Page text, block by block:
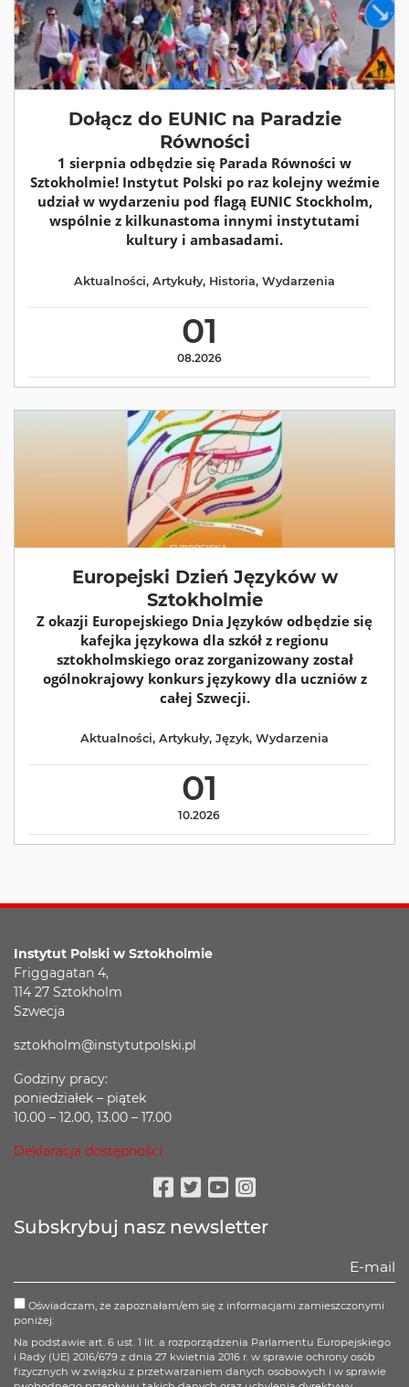
Dołącz do EUNIC na Paradzie
Równości
1 sierpnia odbędzie się Parada Równości w
Sztokholmie! Instytut Polski po raz kolejny weźmie
udział w wydarzeniu pod flagą EUNIC Stockholm,
wspólnie z kilkunastoma innymi instytutami
kultury i ambasadami.
01
08.2026
Aktualności, Artykuły, Historia, Wydarzenia
Europejski Dzień Języków w
Sztokholmie
Z okazji Europejskiego Dnia Języków odbędzie się
kafejka językowa dla szkół z regionu
sztokholmskiego oraz zorganizowany został
ogólnokrajowy konkurs językowy dla uczniów z
całej Szwecji.
01
10.2026
Aktualności, Artykuły, Język, Wydarzenia
Instytut Polski w Sztokholmie
Friggagatan 4,
114 27 Sztokholm
Szwecja
sztokholm@instytutpolski.pl
Godziny pracy:
poniedziałek – piątek
10.00 – 12.00, 13.00 – 17.00
Deklaracja dostępności
Facebook
Twitter
Youtube
Instagram
Subskrybuj nasz newsletter
Oświadczam, że zapoznałam/em się z informacjami zamieszczonymi
poniżej:
Na podstawie art. 6 ust. 1 lit. a rozporządzenia Parlamentu Europejskiego
i Rady (UE) 2016/679 z dnia 27 kwietnia 2016 r. w sprawie ochrony osób
fizycznych w związku z przetwarzaniem danych osobowych i w sprawie